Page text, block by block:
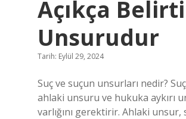
Açıkça
Unsurudur
Tarih: Eylül 29, 2024
Suç ve suçun unsurları nedir?
ahlaki unsuru ve hukuka aykırı
varlığını gerektirir. Ahlaki